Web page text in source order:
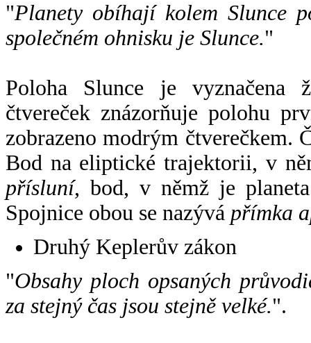
"Planety obíhají kolem Slunce
společném ohnisku je Slunce."
Poloha Slunce je vyznačena
čtvereček znázorňuje polohu
zobrazeno modrým čtverečkem.
Bod na eliptické trajektorii, v
přísluní, bod, v němž je
Spojnice obou se nazývá přímka
Druhý Keplerův zákon
"Obsahy ploch opsaných
za stejný čas jsou stejně velké.".